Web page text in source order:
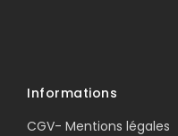
Informations
CGV- Mentions légales